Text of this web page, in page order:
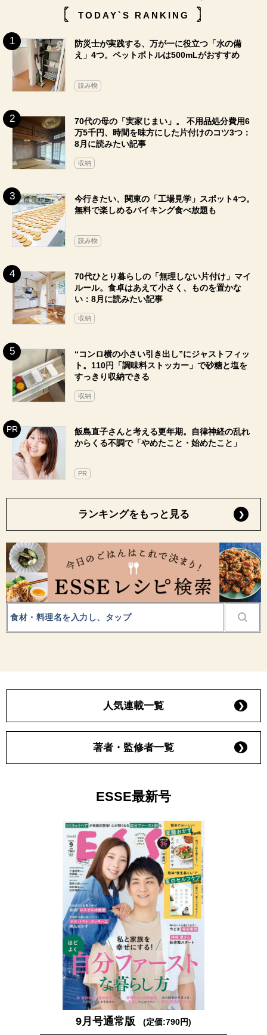
TODAY`S RANKING
防災士が実践する、万が一に役立つ「水の備
え」4つ。ペットボトルは500mLがおすすめ
読み物
70代の母の「実家じまい」。 不用品処分費用6
万5千円、時間を味方にした片付けのコツ3つ：
8月に読みたい記事
収納
今行きたい、関東の「工場見学」スポット4つ。
無料で楽しめるバイキング食べ放題も
読み物
70代ひとり暮らしの「無理しない片付け」マイ
ルール。食卓はあえて小さく、ものを置かな
い：8月に読みたい記事
収納
“コンロ横の小さい引き出し”にジャストフィッ
ト。110円「調味料ストッカー」で砂糖と塩を
すっきり収納できる
収納
飯島直子さんと考える更年期。自律神経の乱れ
からくる不調で「やめたこと・始めたこと」
PR
ランキングをもっと見る
人気連載一覧
著者・監修者一覧
ESSE最新号
9月号通常版 (定価:790円)